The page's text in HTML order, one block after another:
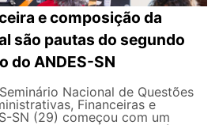
e composição da
são pautas do segundo
do ANDES-SN
Nacional de Questões
Financeiras e
SN (29) começou com um